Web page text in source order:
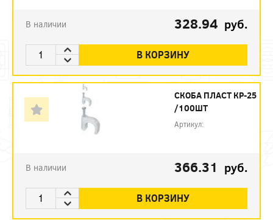
В наличии 328.94 руб.
В КОРЗИНУ
СКОБА ПЛАСТ КР-25
/100ШТ
Артикул:
В наличии 366.31 руб.
В КОРЗИНУ